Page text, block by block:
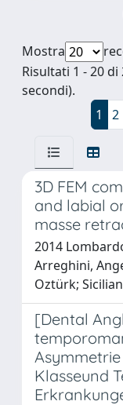
Mostra
Risultati 1 - 20
secondi).
1
2
3D FEM
and labial
masse
2014
Arreghini,
Oztürk;
[Dental
Klasseund